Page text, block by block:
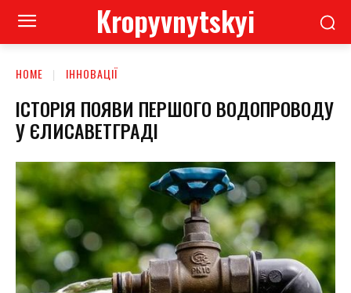
Kropyvnytskyi
HOME ІННОВАЦІЇ
ІСТОРІЯ ПОЯВИ ПЕРШОГО ВОДОПРОВОДУ
У ЄЛИСАВЕТГРАДІ